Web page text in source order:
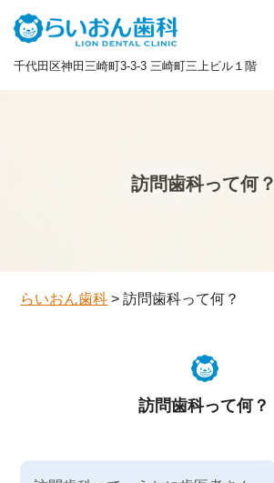
千代田区神田三崎町3-3-3 三崎町三上ビル１階
訪問歯科って何？
らいおん歯科 >訪問歯科って何？
訪問歯科って何？